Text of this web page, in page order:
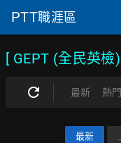
PTT職涯區
[ GEPT (全民英檢)
最新 熱門
最新